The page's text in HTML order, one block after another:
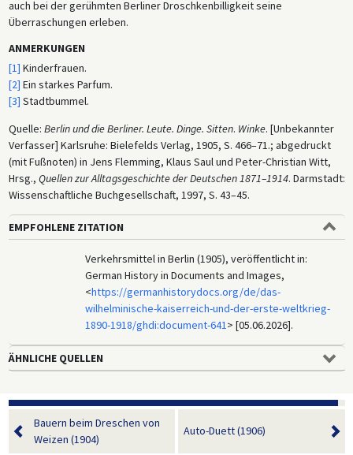
auch bei der gerühmten Berliner Droschkenbilligkeit seine
Überraschungen erleben.
ANMERKUNGEN
[1] Kinderfrauen.
[2] Ein starkes Parfum.
[3] Stadtbummel.
Quelle: Berlin und die Berliner. Leute. Dinge. Sitten. Winke. [Unbekannter
Verfasser] Karlsruhe: Bielefelds Verlag, 1905, S. 466–71.; abgedruckt
(mit Fußnoten) in Jens Flemming, Klaus Saul und Peter-Christian Witt,
Hrsg., Quellen zur Alltagsgeschichte der Deutschen 1871–1914. Darmstadt:
Wissenschaftliche Buchgesellschaft, 1997, S. 43–45.
EMPFOHLENE ZITATION
Verkehrsmittel in Berlin (1905), veröffentlicht in:
German History in Documents and Images,
<https://germanhistorydocs.org/de/das-
wilhelminische-kaiserreich-und-der-erste-weltkrieg-
1890-1918/ghdi:document-641> [05.06.2026].
ÄHNLICHE QUELLEN
Bauern beim Dreschen von
Weizen (1904)
Auto-Duett (1906)